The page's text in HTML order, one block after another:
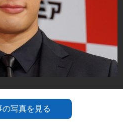
の写真を見る